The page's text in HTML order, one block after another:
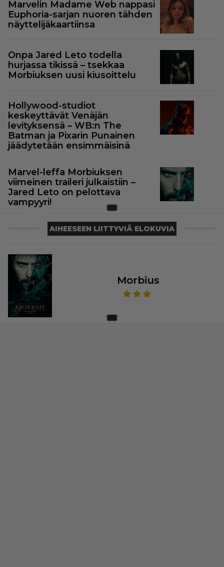
Marvelin Madame Web nappasi
Euphoria-sarjan nuoren tähden
näyttelijäkaartiinsa
Onpa Jared Leto todella
hurjassa tikissä – tsekkaa
Morbiuksen uusi kiusoittelu
Hollywood-studiot
keskeyttävät Venäjän
levityksensä – WB:n The
Batman ja Pixarin Punainen
jäädytetään ensimmäisinä
Marvel-leffa Morbiuksen
viimeinen traileri julkaistiin –
Jared Leto on pelottava
vampyyri!
AIHEESEEN LIITTYVIÄ ELOKUVIA
Morbius